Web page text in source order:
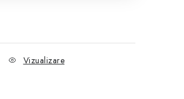
Vizualizare